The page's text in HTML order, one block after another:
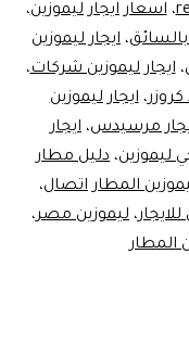
Egypt
،اسعار ايجار ليموزين،
بالسائق، ايجار ليموزين
،ايجار ليموزين شركات،
كروزر،ايجار ليموزين
مرسيدس، ايجار
ليموزين، دليل مطار
المطار اتصال،
، ليموزين مصر،
المطار